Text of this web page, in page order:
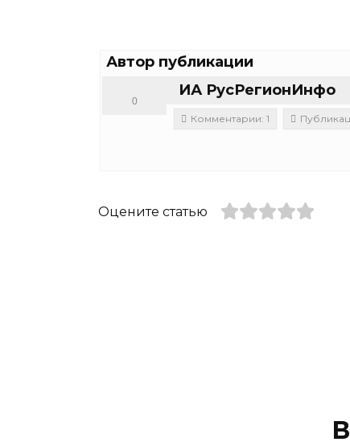
Автор публикации
ИА РусРегионИнфо
0
Комментарии: 1
Оцените статью